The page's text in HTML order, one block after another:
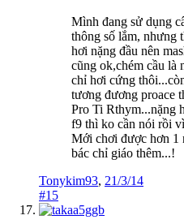
Mình đang sử dụng
thông số lắm, nhưng
hơi nặng đầu nên
cũng ok,chém cầu là
chỉ hơi cứng
tương đương proace
Pro Ti Rthym...nặng
f9 thì ko cần nói rồi
Mới chơi được hơn 1
bác chỉ giáo thêm...!
Tonykim93, 21/3/14
#15